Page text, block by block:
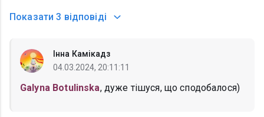
Показати 3 відповіді
Інна Камікадз
04.03.2024, 20:11:11
Galyna Botulinska, дуже тішуся, що сподобалося)